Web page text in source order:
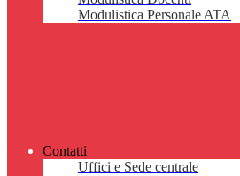
Modulistica Personale ATA
Contatti
Uffici e Sede centrale